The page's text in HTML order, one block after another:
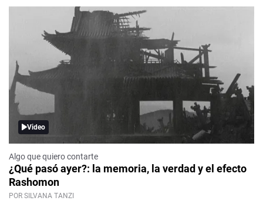
Video
Algo que quiero contarte
¿Qué pasó ayer?: la memoria, la verdad y el efecto
Rashomon
POR SILVANA TANZI